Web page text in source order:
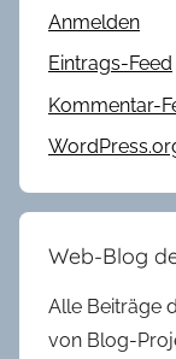
Anmelden
Eintrags-Feed
Kommentar-
Web-Blog
Alle Beiträge
von Blog-